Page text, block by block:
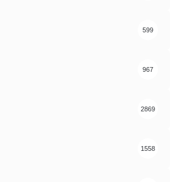
599
967
2869
1558